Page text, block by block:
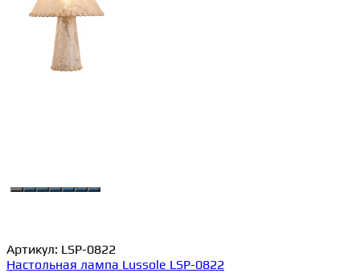
Артикул: LSP-0822
Настольная лампа Lussole LSP-0822